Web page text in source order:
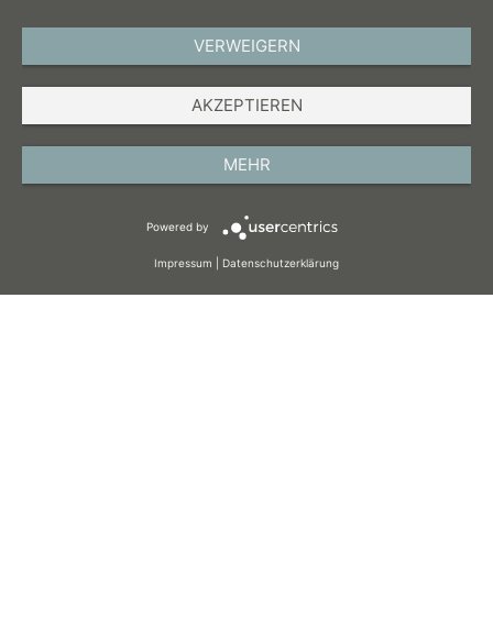
VERWEIGERN
AKZEPTIEREN
MEHR
Powered by
Impressum Datenschutzerklärung